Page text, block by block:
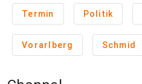
Termin Politik
Vorarlberg Schmid